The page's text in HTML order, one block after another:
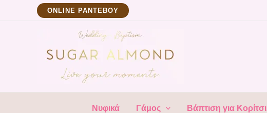
ΟNLINE ΡΑΝΤΕΒΟΥ
Νυφικά Γάμος Βάπτιση για Κορίτσι